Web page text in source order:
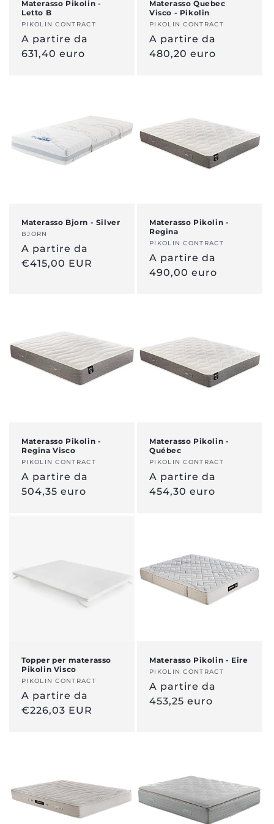
Materasso Pikolin -
Letto B
Venditore:
PIKOLIN CONTRACT
Prezzo
normale
A partire da
631,40 euro
Materasso Quebec
Visco - Pikolin
Venditore:
PIKOLIN CONTRACT
Prezzo
normale
A partire da
480,20 euro
Materasso Bjorn - Silver
Venditore:
BJORN
Prezzo
normale
A partire da
€415,00 EUR
Materasso Pikolin -
Regina
Venditore:
PIKOLIN CONTRACT
Prezzo
normale
A partire da
490,00 euro
Materasso Pikolin -
Regina Visco
Venditore:
PIKOLIN CONTRACT
Prezzo
normale
A partire da
504,35 euro
Materasso Pikolin -
Québec
Venditore:
PIKOLIN CONTRACT
Prezzo
normale
A partire da
454,30 euro
Topper per materasso
Pikolin Visco
Venditore:
PIKOLIN CONTRACT
Prezzo
normale
A partire da
€226,03 EUR
Materasso Pikolin - Eire
Venditore:
PIKOLIN CONTRACT
Prezzo
normale
A partire da
453,25 euro